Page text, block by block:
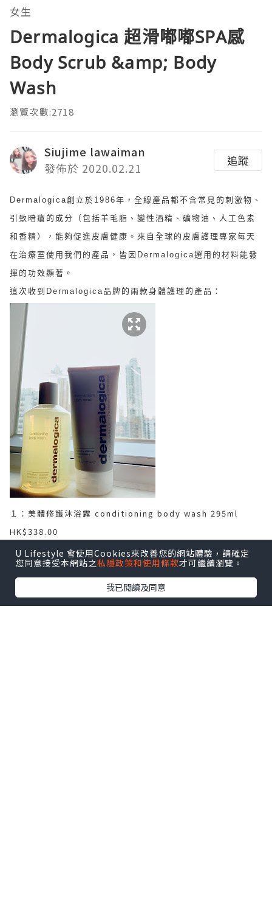
女生
Dermalogica 超滑嘟嘟SPA感
Body Scrub &amp; Body
Wash
瀏覽次數:2718
Siujime lawaiman
發佈於 2020.02.21
追蹤
Dermalogica創立於1986年，全線產品都不含 常見的刺激物 、
引致暗瘡的成分（包括羊毛脂、變性酒精、礦物油、人工色素
和香精），能夠促進皮膚健康。 來自全球的皮膚護理專家每天
在治療室使用我們的產品，皆因 Dermalogica選用的材料能發
揮的 功效顯著。
這次收到 Dermalogica品牌的兩款身體護理的產品：
１： 美體修護沐浴露 conditioning body wash 295ml
HK$338.00
２： 温熱身體角質更生霜 thermafoliant body scrub
177mlHK$478.00
U Lifestyle 會使用Cookies來改善您的網站體驗，請確定
您同意接受本網站之私隱政策和使用條款才可繼續瀏覽。
我已閱讀及同意